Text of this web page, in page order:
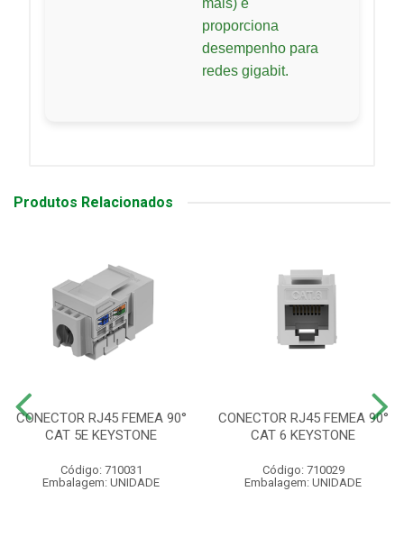
mais) e
proporciona
desempenho para
redes gigabit.
Produtos Relacionados
CONECTOR RJ45 FEMEA 90°
CAT 5E KEYSTONE
Código: 710031
Embalagem: UNIDADE
CONECTOR RJ45 FEMEA 90°
CAT 6 KEYSTONE
Código: 710029
Embalagem: UNIDADE